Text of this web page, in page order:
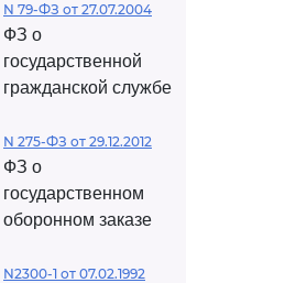
N 79-ФЗ от 27.07.2004
ФЗ о
государственной
гражданской службе
N 275-ФЗ от 29.12.2012
ФЗ о
государственном
оборонном заказе
N2300-1 от 07.02.1992